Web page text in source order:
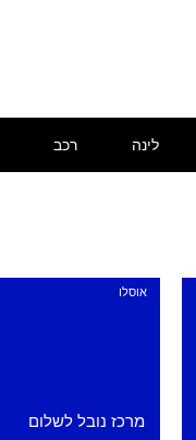
לינה רכב
אוסלו
מרכז נובל לשלום